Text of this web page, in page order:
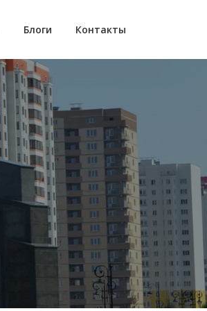
Блоги Контакты